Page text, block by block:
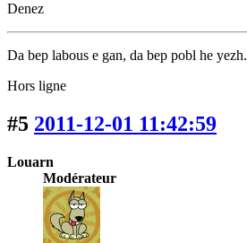
Denez
Da bep labous e gan, da bep pobl he yezh.
Hors ligne
#5 2011-12-01 11:42:59
Louarn
Modérateur